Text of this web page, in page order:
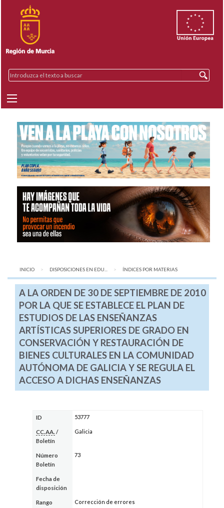
INICIO DISPOSICIONES EN EDU... AQUÍ:
ÍNDICES POR MATERIAS
A LA ORDEN DE 30 DE SEPTIEMBRE DE 2010
POR LA QUE SE ESTABLECE EL PLAN DE
ESTUDIOS DE LAS ENSEÑANZAS
ARTÍSTICAS SUPERIORES DE GRADO EN
CONSERVACIÓN Y RESTAURACIÓN DE
BIENES CULTURALES EN LA COMUNIDAD
AUTÓNOMA DE GALICIA Y SE REGULA EL
ACCESO A DICHAS ENSEÑANZAS
ID 53777
CC.AA. /
Boletín
Galicia
Número
Boletín
73
Fecha de
disposición
Rango Corrección de errores